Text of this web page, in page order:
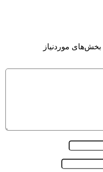
بخش‌های موردنیاز